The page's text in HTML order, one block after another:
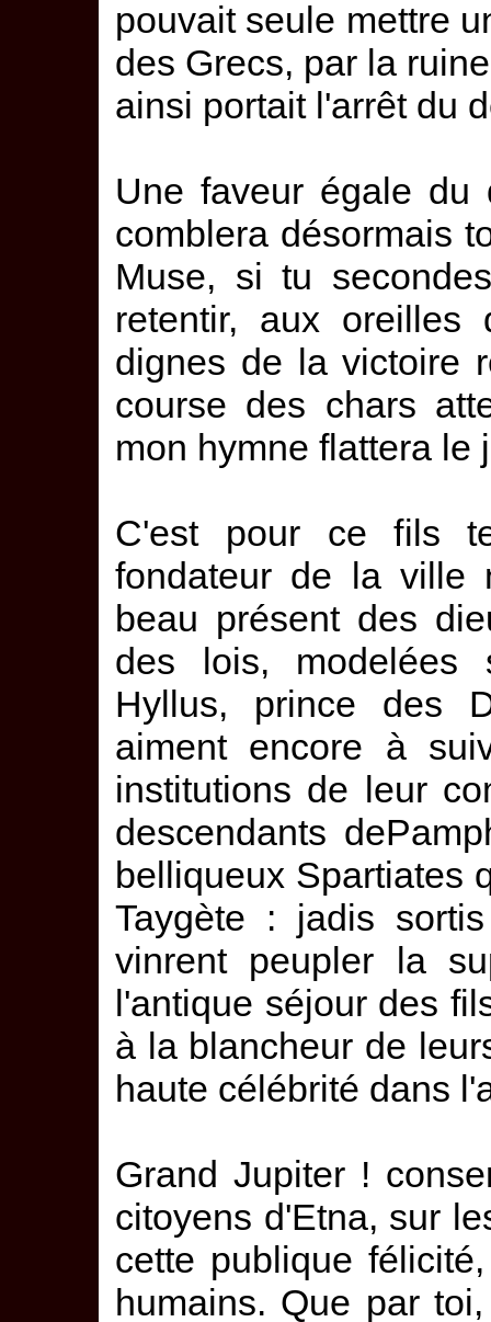
pouvait seule mettre
des Grecs, par la
ainsi portait l'arrêt du
Une faveur égale du
comblera désormais
Muse, si tu
retentir, aux oreilles
dignes de la victoire
course des chars
mon hymne flattera le
C'est pour ce fils
fondateur de la ville
beau présent des
des lois,
Hyllus, prince des
aiment encore à
institutions de leur
descendants
belliqueux Spartiates
Taygète : jadis
vinrent peupler la
l'antique séjour des
à la blancheur de
haute célébrité dans
Grand Jupiter !
citoyens d'Etna, sur
cette publique
humains. Que par